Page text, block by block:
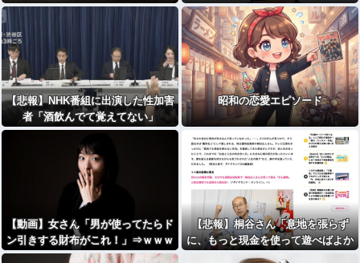
り果てた姿で発見される・・・
【悲報】NHK番組に出演した性加害
者「酒飲んでて覚えてない」
昭和の恋愛エピソード
【動画】女さん「男が使ってたらド
ン引きする財布がこれ！」⇒ｗｗｗ
ｗｗ
【悲報】桐谷さん「意地を張らず
に、もっと現金を使って遊べばよか
った」